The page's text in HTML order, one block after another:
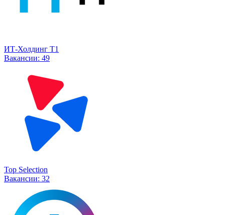
ИТ-Холдинг Т1
Вакансии: 49
Top Selection
Вакансии: 32